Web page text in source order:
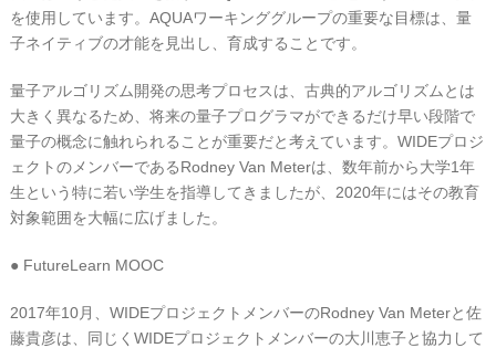
を使用しています。AQUAワーキンググループの重要な目標は、量
子ネイティブの才能を見出し、育成することです。
量子アルゴリズム開発の思考プロセスは、古典的アルゴリズムとは
大きく異なるため、将来の量子プログラマができるだけ早い段階で
量子の概念に触れられることが重要だと考えています。WIDEプロジ
ェクトのメンバーであるRodney Van Meterは、数年前から大学1年
生という特に若い学生を指導してきましたが、2020年にはその教育
対象範囲を大幅に広げました。
● FutureLearn MOOC
2017年10月、WIDEプロジェクトメンバーのRodney Van Meterと佐
藤貴彦は、同じくWIDEプロジェクトメンバーの大川恵子と協力して